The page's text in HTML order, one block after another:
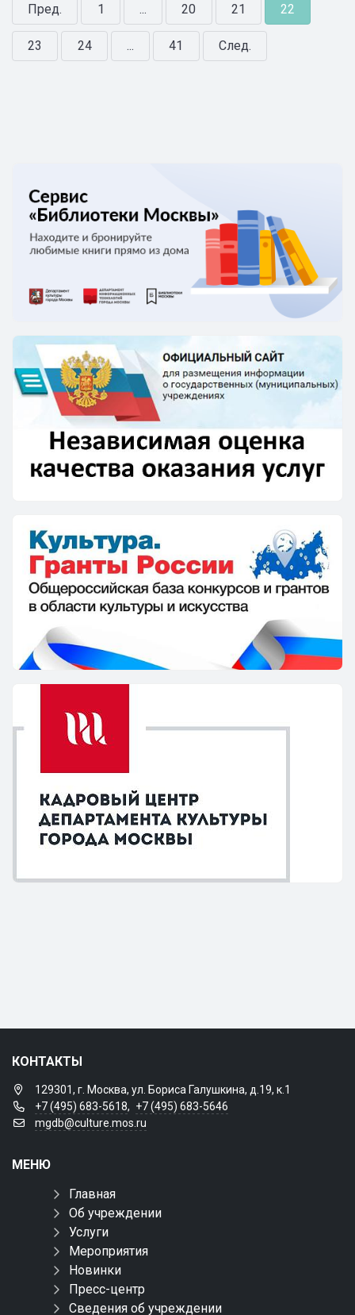
Пред. 1 ... 20 21 22
23 24 ... 41 След.
КОНТАКТЫ
129301, г. Москва, ул. Бориса Галушкина, д.19, к.1
+7 (495) 683-5618, +7 (495) 683-5646
mgdb@culture.mos.ru
МЕНЮ
Главная
Об учреждении
Услуги
Мероприятия
Новинки
Пресс-центр
Сведения об учреждении